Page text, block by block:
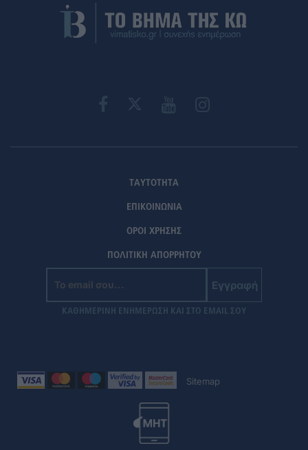
ΤΑΥΤΟΤΗΤΑ
ΕΠΙΚΟΙΝΩΝΙΑ
ΟΡΟΙ ΧΡΗΣΗΣ
ΠΟΛΙΤΙΚΗ ΑΠΟΡΡΗΤΟΥ
Εγγραφή
ΚΑΘΗΜΕΡΙΝΗ ΕΝΗΜΕΡΩΣΗ ΚΑΙ ΣΤΟ EMAIL ΣΟΥ
Sitemap